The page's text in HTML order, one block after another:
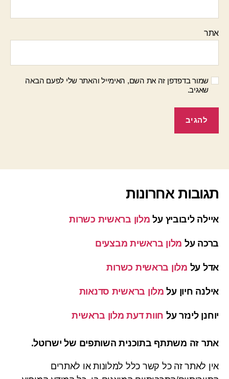
אתר
שמור בדפדפן זה את השם, האימייל והאתר שלי לפעם הבאה
שאגיב.
תגובות אחרונות
איילה ליבוביץ על מלון בראשית כשרות
ברכה על מלון בראשית מבצעים
אדל על מלון בראשית כשרות
אילנה חיון על מלון בראשית סדנאות
יוחנן לינזר על חוות דעת מלון בראשית
אתר זה משתתף בתוכנית השותפים של ישרוטל.
אין לאתר זה כל קשר כלל למלונות או לאתרים